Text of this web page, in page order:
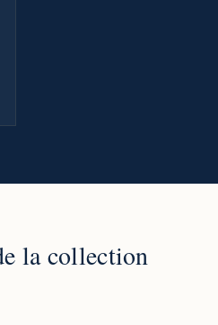
la collection